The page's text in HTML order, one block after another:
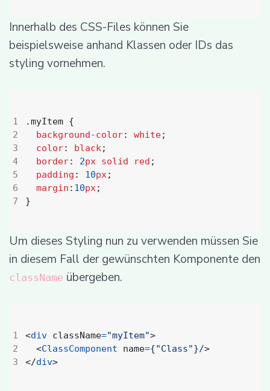
Innerhalb des CSS-Files können Sie
beispielsweise anhand Klassen oder IDs das
styling vornehmen.
4
.myItem {
background-color: white;
color: black;
border: 2px solid red ;
padding : 10px;
margin : 10px;
}
Um dieses Styling nun zu verwenden müssen Sie
in diesem Fall der gewünschten Komponente den
className übergeben.
<div className="myItem">
<ClassComponent name={"Class"}/>
</div>